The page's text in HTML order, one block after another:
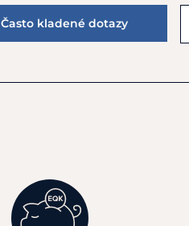
Často kladené dotazy